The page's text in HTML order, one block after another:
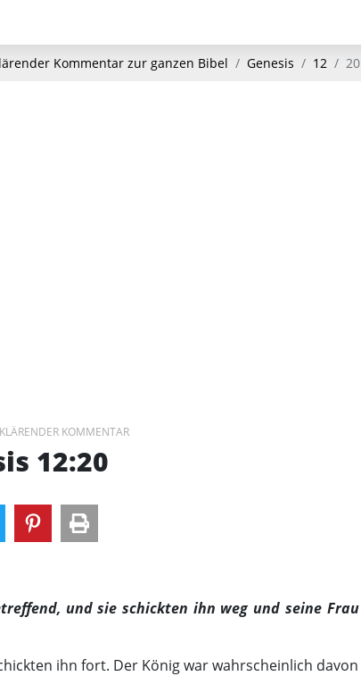
Kommentar zur ganzen Bibel Genesis 12 20
KOMMENTAR
12:20
und sie schickten ihn weg und seine Frau
ihn fort. Der König war wahrscheinlich davon